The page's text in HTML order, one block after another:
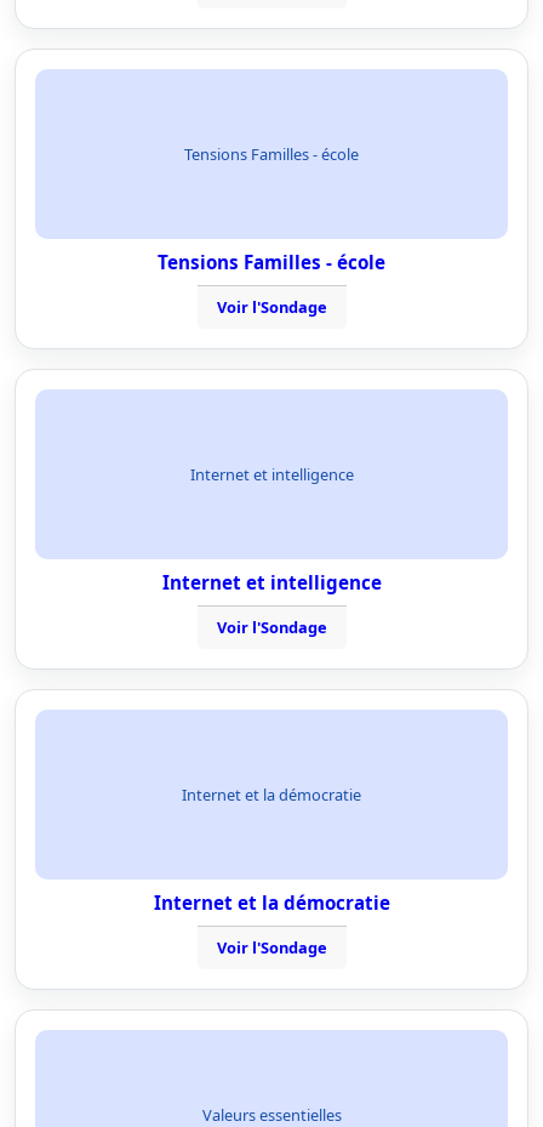
Tensions Familles - école
Tensions Familles - école
Voir l'Sondage
Internet et intelligence
Internet et intelligence
Voir l'Sondage
Internet et la démocratie
Internet et la démocratie
Voir l'Sondage
Valeurs essentielles